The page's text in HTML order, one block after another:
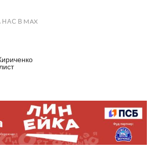
В MAX